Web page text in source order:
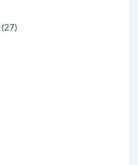
(27)